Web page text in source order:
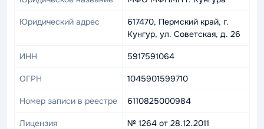
Юридический адрес
617470, Пермский край, г.
Кунгур, ул. Советская, д. 26
ИНН 5917591064
ОГРН 1045901599710
Номер записи в реестре 6110825000984
Лицензия № 1264 от 28.12.2011